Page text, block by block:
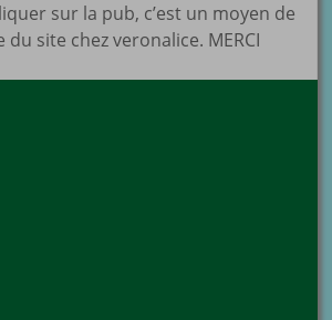
sur la pub, c’est un moyen de
site chez veronalice. MERCI